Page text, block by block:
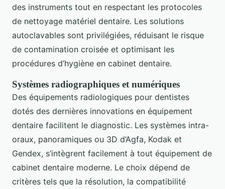
des instruments tout en respectant les protocoles
de nettoyage matériel dentaire. Les solutions
autoclavables sont privilégiées, réduisant le risque
de contamination croisée et optimisant les
procédures d’hygiène en cabinet dentaire.
Systèmes radiographiques et numériques
Des équipements radiologiques pour dentistes
dotés des dernières innovations en équipement
dentaire facilitent le diagnostic. Les systèmes intra-
oraux, panoramiques ou 3D d’Agfa, Kodak et
Gendex, s’intègrent facilement à tout équipement de
cabinet dentaire moderne. Le choix dépend de
critères tels que la résolution, la compatibilité